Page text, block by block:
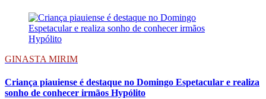
GINASTA MIRIM
Criança piauiense é destaque no Domingo Espetacular e realiza
sonho de conhecer irmãos Hypólito